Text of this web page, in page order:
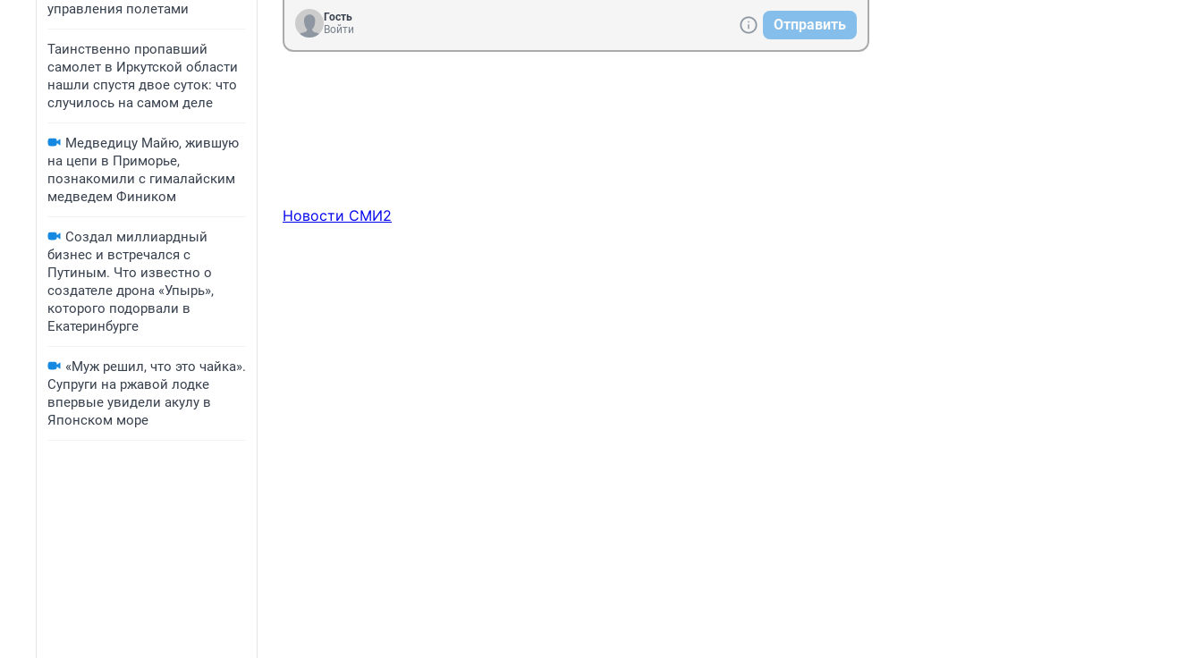
управления полетами
Таинственно пропавший
самолет в Иркутской области
нашли спустя двое суток: что
случилось на самом деле
Медведицу Майю, жившую
на цепи в Приморье,
познакомили с гималайским
медведем Фиником
Создал миллиардный
бизнес и встречался с
Путиным. Что известно о
создателе дрона «Упырь»,
которого подорвали в
Екатеринбурге
«Муж решил, что это чайка».
Супруги на ржавой лодке
впервые увидели акулу в
Японском море
Гость
Войти
Отправить
Новости СМИ2